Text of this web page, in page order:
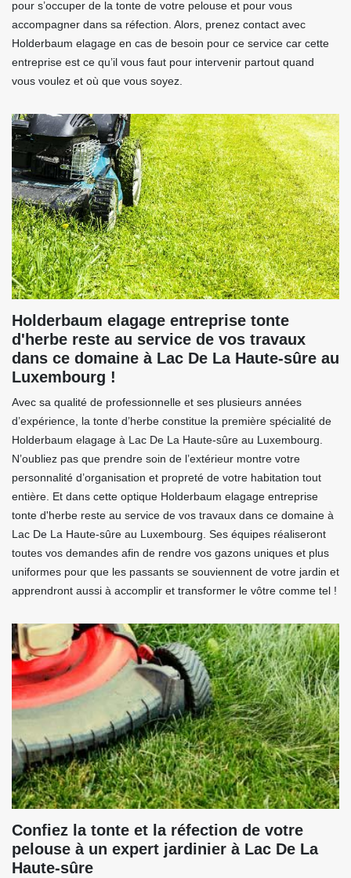
pour s’occuper de la tonte de votre pelouse et pour vous
accompagner dans sa réfection. Alors, prenez contact avec
Holderbaum elagage en cas de besoin pour ce service car cette
entreprise est ce qu’il vous faut pour intervenir partout quand
vous voulez et où que vous soyez.
Holderbaum elagage entreprise tonte
d'herbe reste au service de vos travaux
dans ce domaine à Lac De La Haute-sûre au
Luxembourg !
Avec sa qualité de professionnelle et ses plusieurs années
d’expérience, la tonte d’herbe constitue la première spécialité de
Holderbaum elagage à Lac De La Haute-sûre au Luxembourg.
N’oubliez pas que prendre soin de l’extérieur montre votre
personnalité d’organisation et propreté de votre habitation tout
entière. Et dans cette optique Holderbaum elagage entreprise
tonte d'herbe reste au service de vos travaux dans ce domaine à
Lac De La Haute-sûre au Luxembourg. Ses équipes réaliseront
toutes vos demandes afin de rendre vos gazons uniques et plus
uniformes pour que les passants se souviennent de votre jardin et
apprendront aussi à accomplir et transformer le vôtre comme tel !
Confiez la tonte et la réfection de votre
pelouse à un expert jardinier à Lac De La
Haute-sûre